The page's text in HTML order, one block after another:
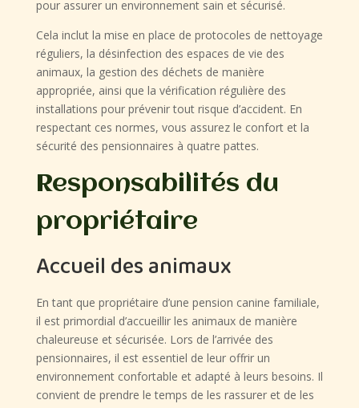
pour assurer un environnement sain et sécurisé.
Cela inclut la mise en place de protocoles de nettoyage
réguliers, la désinfection des espaces de vie des
animaux, la gestion des déchets de manière
appropriée, ainsi que la vérification régulière des
installations pour prévenir tout risque d’accident. En
respectant ces normes, vous assurez le confort et la
sécurité des pensionnaires à quatre pattes.
Responsabilités du
propriétaire
Accueil des animaux
En tant que propriétaire d’une pension canine familiale,
il est primordial d’accueillir les animaux de manière
chaleureuse et sécurisée. Lors de l’arrivée des
pensionnaires, il est essentiel de leur offrir un
environnement confortable et adapté à leurs besoins. Il
convient de prendre le temps de les rassurer et de les